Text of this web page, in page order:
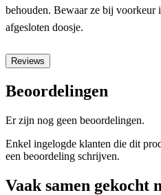
behouden. Bewaar ze bij voorkeur
afgesloten doosje.
Reviews
Beoordelingen
Er zijn nog geen beoordelingen.
Enkel ingelogde klanten die dit
een beoordeling schrijven.
Vaak samen gekocht